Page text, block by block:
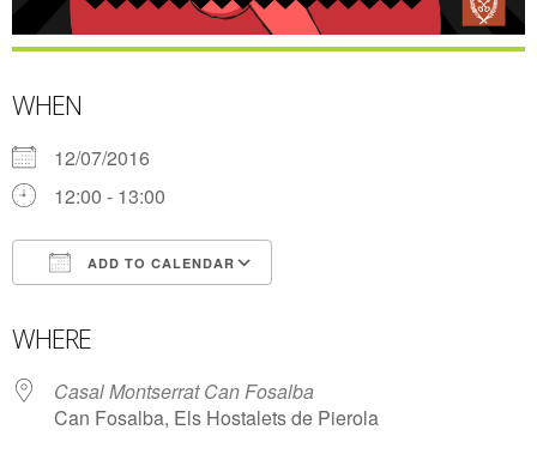
WHEN
12/07/2016
12:00 - 13:00
ADD TO CALENDAR
WHERE
Casal Montserrat Can Fosalba
Can Fosalba, Els Hostalets de Pierola